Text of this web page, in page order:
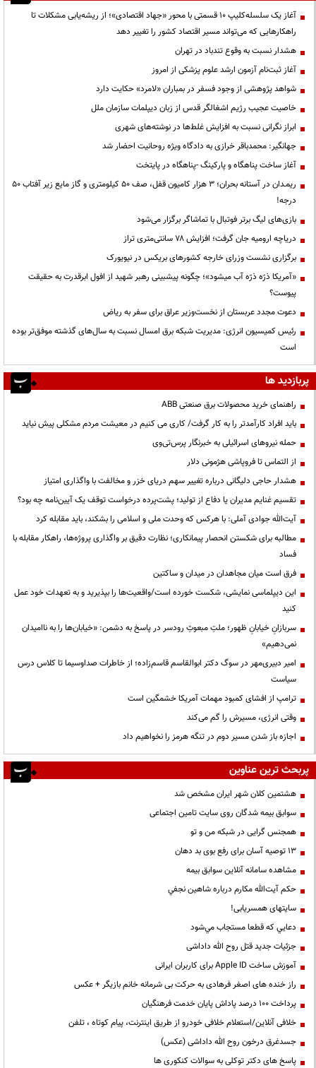
آغاز یک سلسله‌کلیپ ۱۰ قسمتی با محور «جهاد اقتصادی»؛ از ریشه‌یابی مشکلات تا
راهکارهایی که می‌تواند مسیر اقتصاد کشور را تغییر دهد
هشدار نسبت به وقوع تندباد در تهران
آغاز ثبت‌نام آزمون ارشد علوم پزشکی از امروز
شواهد پژوهشی از وجود فسفر در بمباران «لامرد» حکایت دارد
خاصیت عجیب رژیم اشغالگر قدس از زبان دیپلمات سازمان ملل
ابراز نگرانی نسبت به افزایش غلط‌ها در نوشته‌های شهری
جهانگیر: محمدباقر خرازی به دادگاه ویژه روحانیت احضار شد
آغاز ساخت پناهگاه و پارکینگ -پناهگاه در پایتخت
ریمـدان در آستانه بحران؛ ۳ هزار کامیون قفل، صف ۵۰ کیلومتری و گاز مایع زیر آفتاب ۵۰
درجه!
بازی‌های لیگ برتر فوتبال با تماشاگر برگزار می‌شود
دریاچه ارومیه جان گرفت؛ افزایش ۷۸ سانتی‌متری تراز
برگزاری نشست وزرای خارجه کشورهای بریکس در نیویورک
«آمریکا ذرّه ذرّه آب میشود»؛ چگونه پیشبینی رهبر شهید از افول ابرقدرت به حقیقت
پیوست؟
دعوت مجدد عربستان از نخست‌وزیر عراق برای سفر به ریاض
رئیس کمیسیون انرژی: مدیریت شبکه برق امسال نسبت به سال‌های گذشته موفق‌تر بوده
است
پربازدید ها
راهنمای خرید محصولات برق صنعتی ABB
باید افراد کارآمدتر را به کار گرفت/ کاری می کنیم در معیشت مردم مشکلی پیش نیاید
حمله نیروهای اسرائیلی به خبرنگار پرس‌تی‌وی
از التماس تا فروپاشی هژمونی دلار
هشدار حاجی دلیگانی درباره تغییر سهم دریای خزر و مخالفت با واگذاری امتیاز
تقسیم غنایم مدیران یا دفاع از تولید؛ پشت‌پرده درخواست توقف یک آیین‌نامه چه بود؟
آیت‌الله جوادی آملی: با هرکس که وحدت ملی و اسلامی را بشکند، باید مقابله کرد
مطالبه برای شکستن انحصار پیمانکاری؛ نظارت دقیق بر واگذاری پروژه‌ها، راهکار مقابله با
فساد
فرق است میان مجاهدان در میدان و ساکتین
این دیپلماسی نمایشی، شکست خورده است/واقعیت‌ها را بپذیرید و به تعهدات خود عمل
کنید
سربازانِ خیابانِ ظهور؛ ملتِ مبعوثِ رودسر در پاسخ به دشمن: «خیابان‌ها را به ناامیدان
نمی‌دهیم»
امیر دبیری‌مهر در سوگ دکتر ابوالقاسم قاسم‌زاده؛ از خاطرات صداوسیما تا کلاس درس
سیاست
ترامپ از افشای کمبود مهمات آمریکا خشمگین است
وقتی انرژی، مسیرش را گم می‌کند
اجازه باز شدن مسیر دوم در تنگه هرمز را نخواهیم داد
پربحث ترین عناوین
هشتمین کلان شهر ایران مشخص شد
سوابق بیمه شدگان روی سایت تامین اجتماعی
همجنس گرایی در شبکه من و تو
13 توصیه آسان برای رفع بوی بد دهان
مشاهده سامانه آنلاين سوابق بیمه
حكم آيت‌الله مكارم درباره شاهين نجفي
سایتهای همسریابی!
دعايي كه قطعا مستجاب مي‌شود
جزئیات جدید قتل روح الله داداشی
آموزش ساخت Apple ID برای کاربران ایرانی
راز خنده های اصغر فرهادی به حرکت بی شرمانه خانم بازیگر + عکس
پرداخت ۱۰۰ درصد پاداش پایان خدمت فرهنگیان
خلافی آنلاین/استعلام خلافی خودرو از طریق اینترنت، پیام کوتاه ، تلفن
جسدغرق درخون روح الله داداشی (عکس)
پاسخ های دکتر توکلی به سوالات کنکوری ها